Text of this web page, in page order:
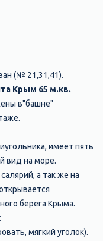
(№ 21,31,41).
Крым 65 м.кв.
в"башне"
имеет пять
вид на море.
а так же на
берега Крыма.
:
мягкий уголок).